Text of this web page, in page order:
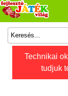
Technikai
tudjuk